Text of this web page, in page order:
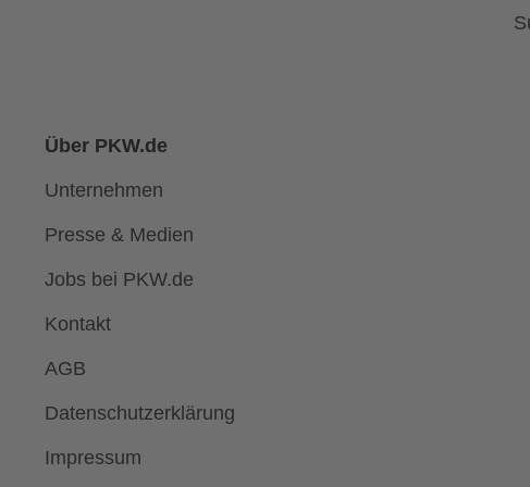
Über PKW.de
Unternehmen
Presse & Medien
Jobs bei PKW.de
Kontakt
AGB
Datenschutzerklärung
Impressum